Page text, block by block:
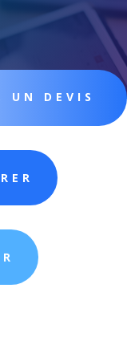
UN DEVIS